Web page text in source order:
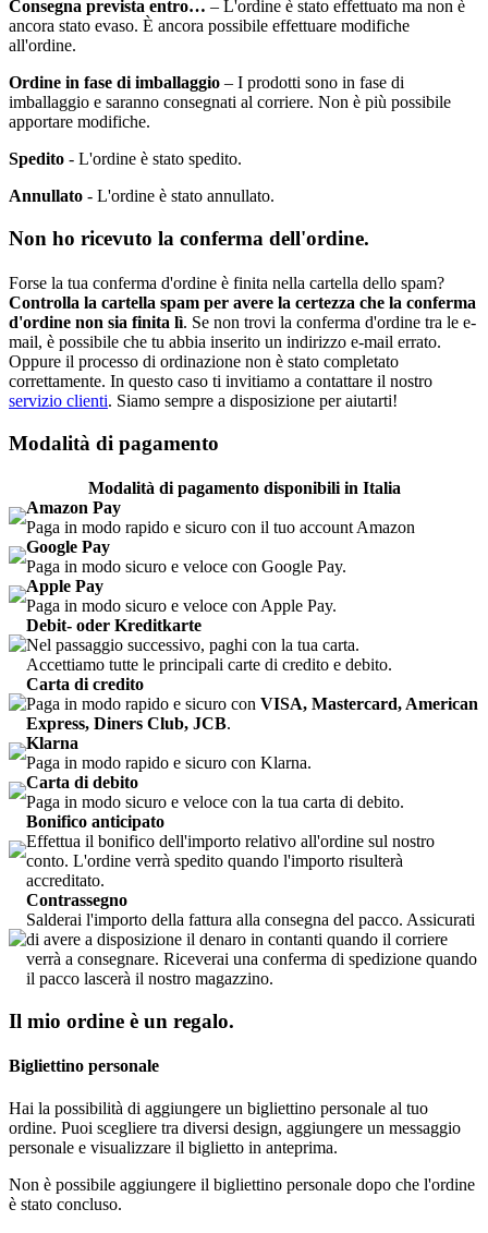
Consegna prevista entro… – L'ordine è stato effettuato ma non è
ancora stato evaso. È ancora possibile effettuare modifiche
all'ordine.
Ordine in fase di imballaggio – I prodotti sono in fase di
imballaggio e saranno consegnati al corriere. Non è più possibile
apportare modifiche.
Spedito - L'ordine è stato spedito.
Annullato - L'ordine è stato annullato.
Non ho ricevuto la conferma dell'ordine.
Forse la tua conferma d'ordine è finita nella cartella dello spam?
Controlla la cartella spam per avere la certezza che la conferma
d'ordine non sia finita lì. Se non trovi la conferma d'ordine tra le e-
mail, è possibile che tu abbia inserito un indirizzo e-mail errato.
Oppure il processo di ordinazione non è stato completato
correttamente. In questo caso ti invitiamo a contattare il nostro
servizio clienti. Siamo sempre a disposizione per aiutarti!
Modalità di pagamento
Modalità di pagamento disponibili in Italia
Amazon Pay
Paga in modo rapido e sicuro con il tuo account Amazon
Google Pay
Paga in modo sicuro e veloce con Google Pay.
Apple Pay
Paga in modo sicuro e veloce con Apple Pay.
Debit- oder Kreditkarte
Nel passaggio successivo, paghi con la tua carta.
Accettiamo tutte le principali carte di credito e debito.
Carta di credito
Paga in modo rapido e sicuro con VISA, Mastercard, American
Express, Diners Club, JCB.
Klarna
Paga in modo rapido e sicuro con Klarna.
Carta di debito
Paga in modo sicuro e veloce con la tua carta di debito.
Bonifico anticipato
Effettua il bonifico dell'importo relativo all'ordine sul nostro
conto. L'ordine verrà spedito quando l'importo risulterà
accreditato.
Contrassegno
Salderai l'importo della fattura alla consegna del pacco. Assicurati
di avere a disposizione il denaro in contanti quando il corriere
verrà a consegnare. Riceverai una conferma di spedizione quando
il pacco lascerà il nostro magazzino.
Il mio ordine è un regalo.
Bigliettino personale
Hai la possibilità di aggiungere un bigliettino personale al tuo
ordine. Puoi scegliere tra diversi design, aggiungere un messaggio
personale e visualizzare il biglietto in anteprima.
Non è possibile aggiungere il bigliettino personale dopo che l'ordine
è stato concluso.